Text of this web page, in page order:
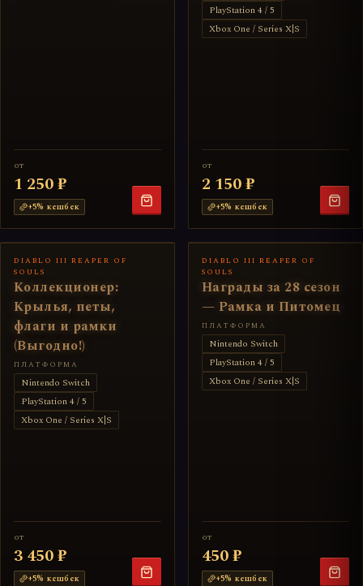
от
1 250 ₽
+5% кешбек
PlayStation 4 / 5
Xbox One / Series X|S
от
2 150 ₽
+5% кешбек
DIABLO III REAPER OF
SOULS
Коллекционер:
Крылья, петы,
флаги и рамки
(Выгодно!)
ПЛАТФОРМА
Nintendo Switch
PlayStation 4 / 5
Xbox One / Series X|S
от
3 450 ₽
+5% кешбек
DIABLO III REAPER OF
SOULS
Награды за 28 сезон
— Рамка и Питомец
ПЛАТФОРМА
Nintendo Switch
PlayStation 4 / 5
Xbox One / Series X|S
от
450 ₽
+5% кешбек